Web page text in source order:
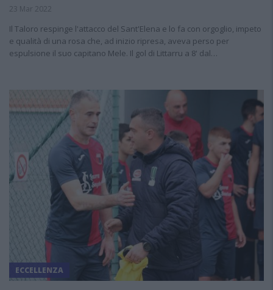
23 Mar 2022
Il Taloro respinge l'attacco del Sant'Elena e lo fa con orgoglio, impeto
e qualità di una rosa che, ad inizio ripresa, aveva perso per
espulsione il suo capitano Mele. Il gol di Littarru a 8' dal…
ECCELLENZA